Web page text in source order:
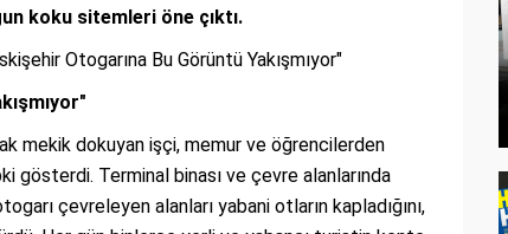
koku sitemleri öne çıktı.
Otogarına Bu Görüntü Yakışmıyor"
mekik dokuyan işçi, memur ve öğrencilerden
gösterdi. Terminal binası ve çevre alanlarında
çevreleyen alanları yabani otların kapladığını,